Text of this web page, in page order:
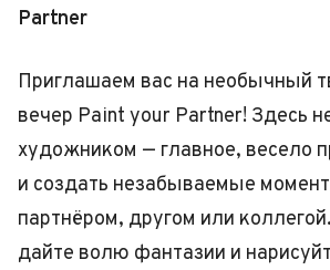
Partner
Приглашаем вас на необычный
вечер Paint your Partner! Здесь
художником — главное, весело
и создать незабываемые
партнёром, другом или
дайте волю фантазии и